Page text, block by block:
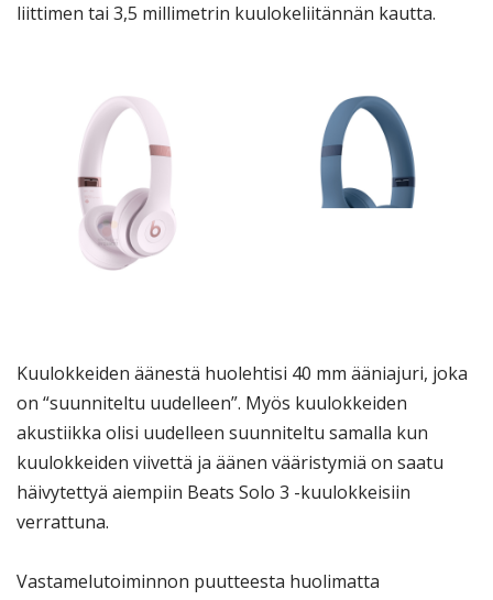
liittimen tai 3,5 millimetrin kuulokeliitännän kautta.
Kuulokkeiden äänestä huolehtisi 40 mm ääniajuri, joka
on “suunniteltu uudelleen”. Myös kuulokkeiden
akustiikka olisi uudelleen suunniteltu samalla kun
kuulokkeiden viivettä ja äänen vääristymiä on saatu
häivytettyä aiempiin Beats Solo 3 -kuulokkeisiin
verrattuna.
Vastamelutoiminnon puutteesta huolimatta